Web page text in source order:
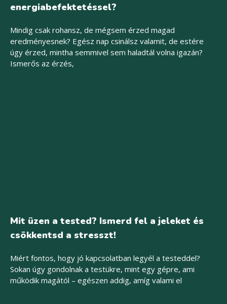
energiabefektetéssel?
Mindig csak rohansz, de mégsem érzed magad
eredményesnek? Egész nap csinálsz valamit, de estére
úgy érzed, mintha semmivel sem haladtál volna igazán?
Ismerős az érzés,
Mit üzen a tested? Ismerd fel a jeleket és
csökkentsd a stresszt!
Miért fontos, hogy jó kapcsolatban legyél a testeddel?
Sokan úgy gondolnak a testükre, mint egy gépre, ami
működik magától – egészen addig, amíg valami el